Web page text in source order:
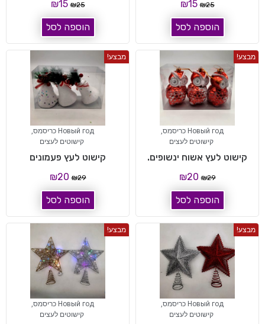
₪25
₪15
הוספה לסל
₪25
₪15
הוספה לסל
מבצע!
Новый год כריסמס
,
קישוטים לעצים
קישוט לעץ אשוח ינשופים.
₪29
₪20
הוספה לסל
מבצע!
Новый год כריסמס
,
קישוטים לעצים
קישוט לעץ פעמונים
₪29
₪20
הוספה לסל
מבצע!
Новый год כריסמס
,
קישוטים לעצים
מבצע!
Новый год כריסמס
,
קישוטים לעצים